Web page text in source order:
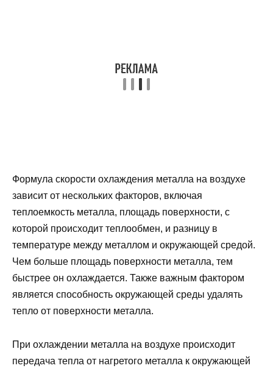
Формула скорости охлаждения металла на воздухе
зависит от нескольких факторов, включая
теплоемкость металла, площадь поверхности, с
которой происходит теплообмен, и разницу в
температуре между металлом и окружающей средой.
Чем больше площадь поверхности металла, тем
быстрее он охлаждается. Также важным фактором
является способность окружающей среды удалять
тепло от поверхности металла.
При охлаждении металла на воздухе происходит
передача тепла от нагретого металла к окружающей